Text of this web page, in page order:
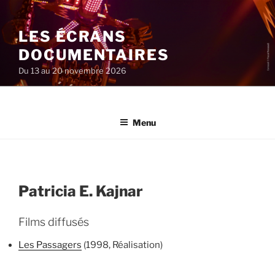
au
contenu
principal
LES ÉCRANS
DOCUMENTAIRES
Du 13 au 20 novembre 2026
Menu
Patricia E. Kajnar
Films diffusés
Les Passagers (1998, Réalisation)